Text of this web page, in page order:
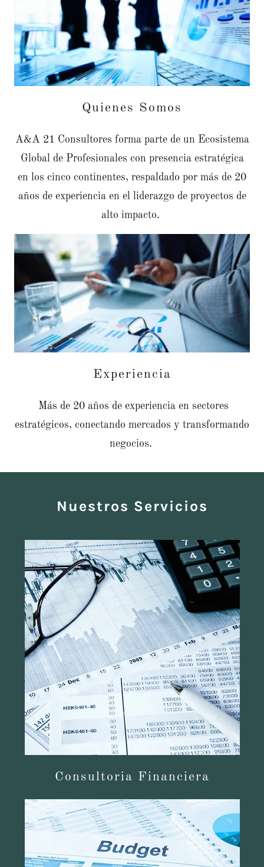
Quienes Somos
A&A 21 Consultores forma parte de un Ecosistema
Global de Profesionales con presencia estratégica
en los cinco continentes, respaldado por más de 20
años de experiencia en el liderazgo de proyectos de
alto impacto.
Experiencia
Más de 20 años de experiencia en sectores
estratégicos, conectando mercados y transformando
negocios.
Nuestros Servicios
Consultoria Financiera